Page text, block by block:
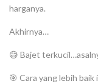
harganya.
Akhirnya…
😅 Bajet
🎯 Cara yang lebih baik